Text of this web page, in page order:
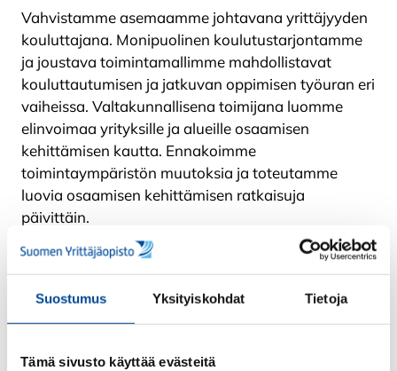
Suostumus Yksityiskohdat Tietoja
Tämä sivusto käyttää evästeitä
Vahvistamme asemaamme johtavana yrittäjyyden
kouluttajana. Monipuolinen koulutustarjontamme
ja joustava toimintamallimme mahdollistavat
kouluttautumisen ja jatkuvan oppimisen työuran eri
vaiheissa. Valtakunnallisena toimijana luomme
elinvoimaa yrityksille ja alueille osaamisen
kehittämisen kautta. Ennakoimme
toimintaympäristön muutoksia ja toteutamme
luovia osaamisen kehittämisen ratkaisuja
päivittäin.
Varmistamme toimintamme vaikuttavuuden
ajantasaisella osaamisella, yrittäjämäisellä
toiminnalla ja aktiivisella työelämäyhteistyöllä.